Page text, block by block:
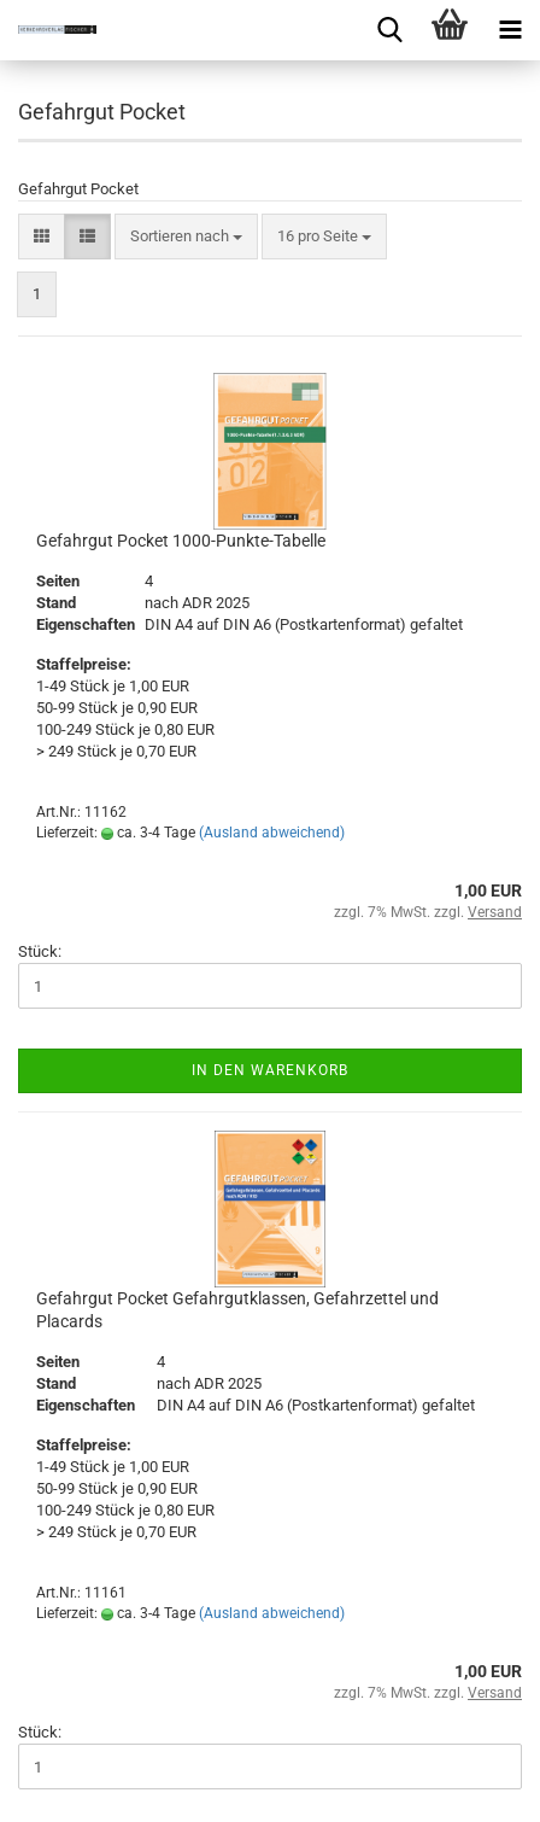
Gefahrgut Pocket
Gefahrgut Pocket
Sortieren nach 16 pro Seite
1
Gefahrgut Pocket 1000-Punkte-Tabelle
Seiten
4
Stand
nach ADR 2025
Eigenschaften DIN A4 auf DIN A6 (Postkartenformat) gefaltet
Staffelpreise:
1-49 Stück je 1,00 EUR
50-99 Stück je 0,90 EUR
100-249 Stück je 0,80 EUR
> 249 Stück je 0,70 EUR
Art.Nr.: 11162
Lieferzeit:
ca. 3-4 Tage (Ausland abweichend)
1,00 EUR
zzgl. 7% MwSt. zzgl. Versand
Stück:
IN DEN WARENKORB
Gefahrgut Pocket Gefahrgutklassen, Gefahrzettel und
Placards
Seiten
4
Stand
nach ADR 2025
Eigenschaften
DIN A4 auf DIN A6 (Postkartenformat) gefaltet
Staffelpreise:
1-49 Stück je 1,00 EUR
50-99 Stück je 0,90 EUR
100-249 Stück je 0,80 EUR
> 249 Stück je 0,70 EUR
Art.Nr.: 11161
Lieferzeit:
ca. 3-4 Tage (Ausland abweichend)
1,00 EUR
zzgl. 7% MwSt. zzgl. Versand
Stück: